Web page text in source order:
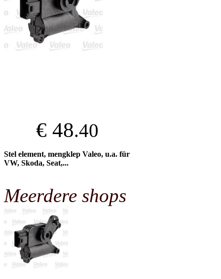
€ 48.40
Stel element, mengklep Valeo, u.a. für
VW, Skoda, Seat,...
Meerdere shops